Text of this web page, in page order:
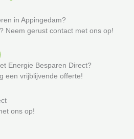
in Appingedam?
Neem gerust contact met ons op!
Energie Besparen Direct?
een vrijblijvende offerte!
ons op!